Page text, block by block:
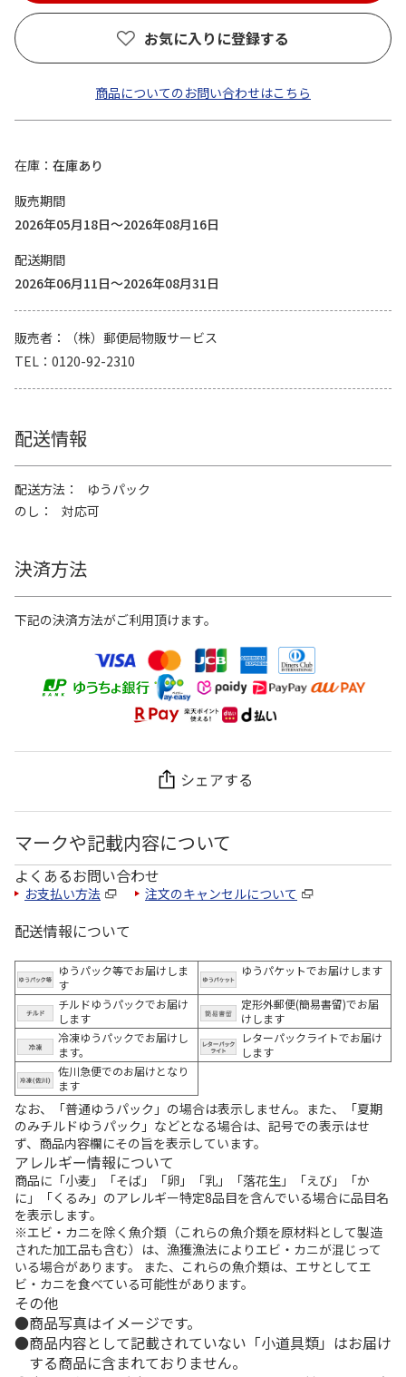
お気に入りに登録する
商品についてのお問い合わせはこちら
在庫
在庫あり
販売期間
2026年05月18日～2026年08月16日
配送期間
2026年06月11日～2026年08月31日
販売者
（株）郵便局物販サービス
TEL
0120-92-2310
配送情報
配送方法
ゆうパック
のし
対応可
決済方法
下記の決済方法がご利用頂けます。
シェアする
マークや記載内容について
よくあるお問い合わせ
お支払い方法 注文のキャンセルについて
配送情報について
ゆうパック等でお届けしま
す
ゆうパケットでお届けします
チルドゆうパックでお届け
します
定形外郵便(簡易書留)でお届
けします
冷凍ゆうパックでお届けし
ます。
レターパックライトでお届け
します
佐川急便でのお届けとなり
ます
なお、「普通ゆうパック」の場合は表示しません。また、「夏期
のみチルドゆうパック」などとなる場合は、記号での表示はせ
ず、商品内容欄にその旨を表示しています。
アレルギー情報について
商品に「小麦」「そば」「卵」「乳」「落花生」「えび」「か
に」「くるみ」のアレルギー特定8品目を含んでいる場合に品目名
を表示します。
※エビ・カニを除く魚介類（これらの魚介類を原材料として製造
された加工品も含む）は、漁獲漁法によりエビ・カニが混じって
いる場合があります。 また、これらの魚介類は、エサとしてエ
ビ・カニを食べている可能性があります。
その他
商品写真はイメージです。
商品内容として記載されていない「小道具類」はお届け
する商品に含まれておりません。